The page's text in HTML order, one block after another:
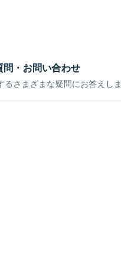
問・お問い合わせ
さまざまな疑問にお答えしま